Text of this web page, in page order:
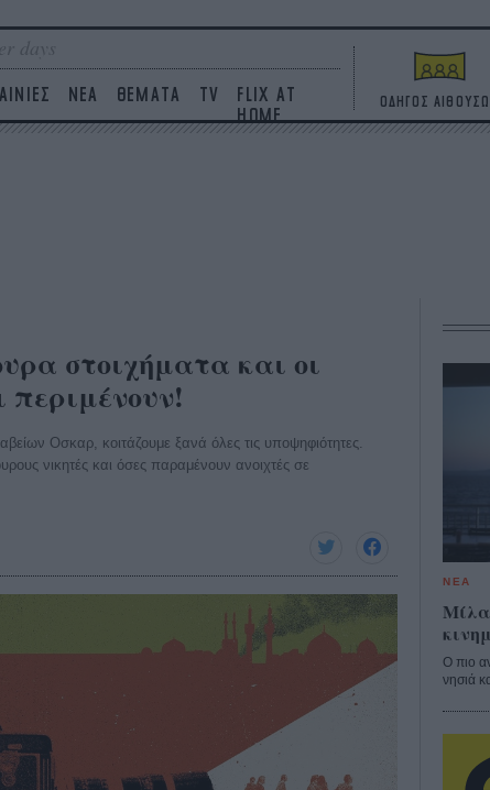
days
ΝΕΑ ΘΕΜΑΤΑ TV
FLIX AT
HOME
ΟΔΗΓΟΣ
στοιχήματα και οι
περιμένουν!
Οσκαρ, κοιτάζουμε ξανά όλες τις υποψηφιότητες.
νικητές και όσες παραμένουν ανοιχτές σε
ΝΕΑ
Μίλα
Ο πιο
νησιά